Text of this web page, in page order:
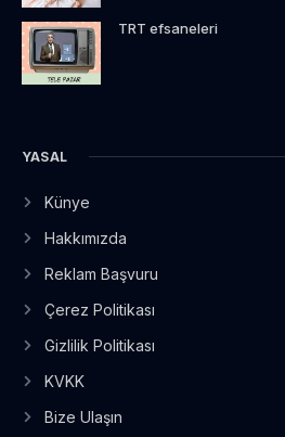
TRT efsaneleri
YASAL
Künye
Hakkımızda
Reklam Başvuru
Çerez Politikası
Gizlilik Politikası
KVKK
Bize Ulaşın